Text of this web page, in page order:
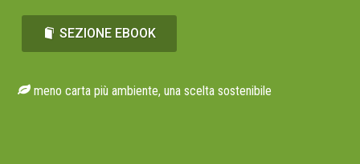
SEZIONE EBOOK
meno carta più ambiente, una scelta sostenibile